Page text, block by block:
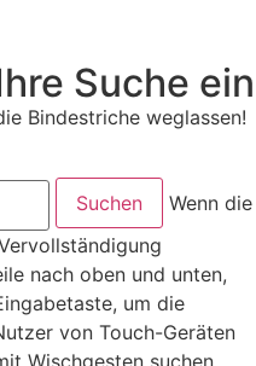
Suche ein
Bindestriche weglassen!
Wenn die
nach oben und unten,
um die
von Touch-Geräten
Wischgesten suchen.